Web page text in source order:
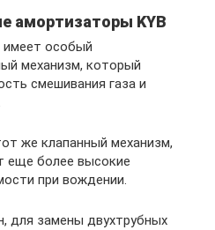
амортизаторы KYB
имеет особый
механизм, который
смешивания газа и
же клапанный механизм,
еще более высокие
при вождении.
для замены двухтрубных